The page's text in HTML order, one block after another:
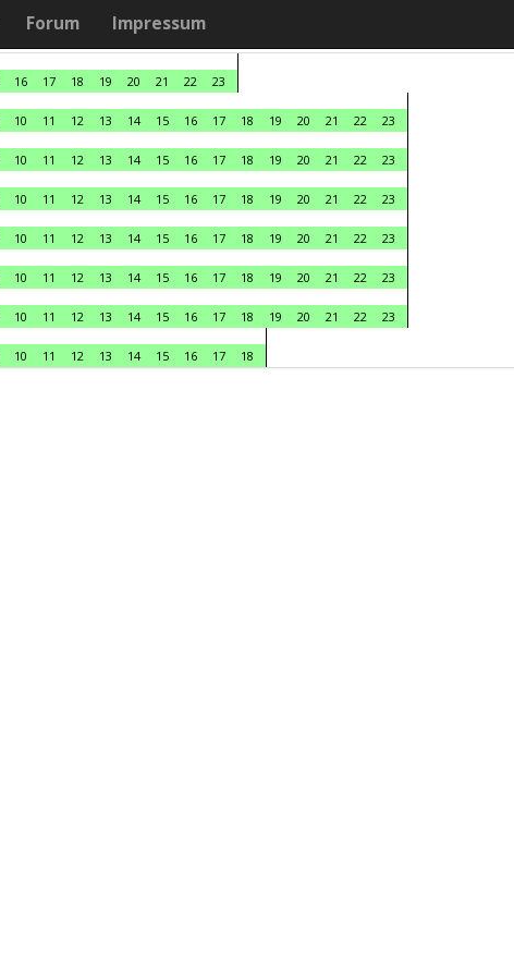
Forum Impressum
16 17 18 19 20 21 22
23
10 11 12 13 14 15 16 17 18 19 20 21 22
23
10 11 12 13 14 15 16 17 18 19 20 21 22
23
10 11 12 13 14 15 16 17 18 19 20 21 22
23
10 11 12 13 14 15 16 17 18 19 20 21 22
23
10 11 12 13 14 15 16 17 18 19 20 21 22
23
10 11 12 13 14 15 16 17 18 19 20 21 22
23
10 11 12 13 14 15 16 17 18